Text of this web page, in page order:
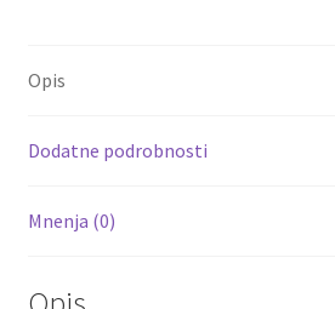
k
Opis
Dodatne podrobnosti
Mnenja (0)